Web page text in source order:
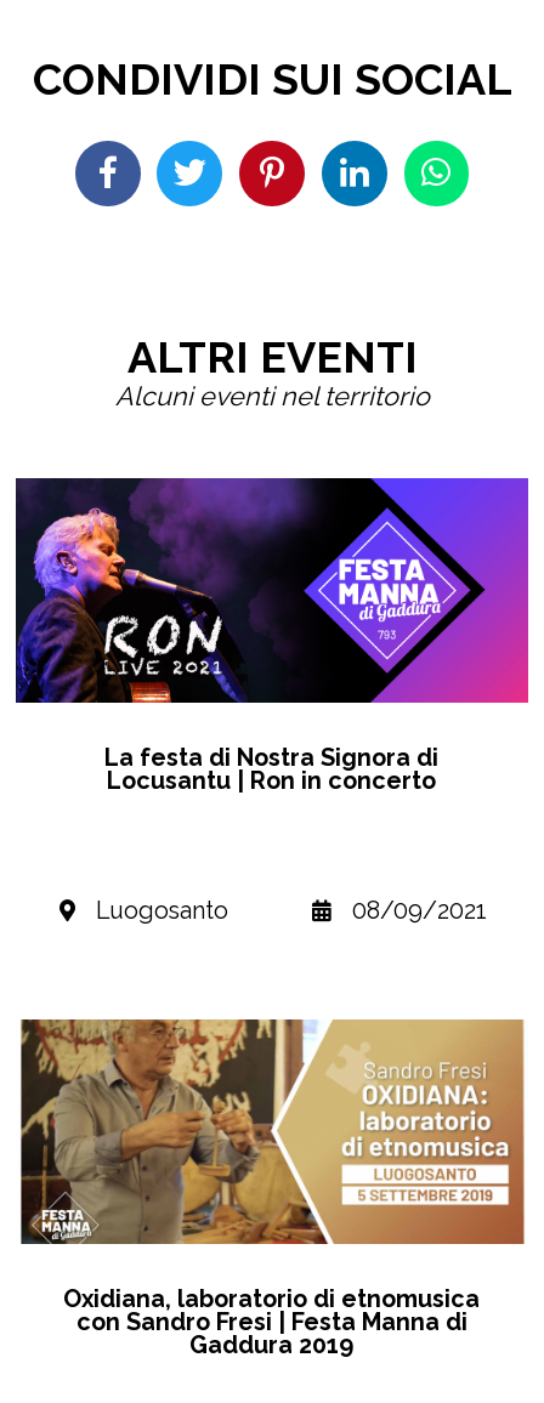
CONDIVIDI SUI SOCIAL
ALTRI EVENTI
Alcuni eventi nel territorio
La festa di Nostra Signora di
Locusantu | Ron in concerto
Luogosanto 08/09/2021
Oxidiana, laboratorio di etnomusica
con Sandro Fresi | Festa Manna di
Gaddura 2019